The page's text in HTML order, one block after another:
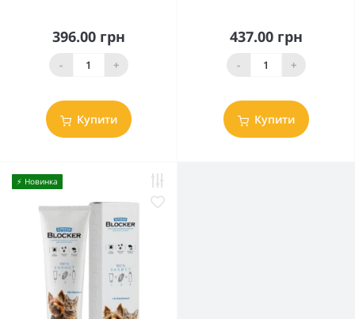
396.00 грн
- +
Купити
437.00 грн
- +
Купити
⚡️ Новинка